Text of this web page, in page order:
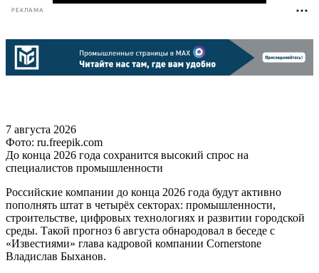
РЕКЛАМА
7 августа 2026
Фото: ru.freepik.com
До конца 2026 года сохранится высокий спрос на
специалистов промышленности
Российские компании до конца 2026 года будут активно
пополнять штат в четырёх секторах: промышленности,
строительстве, цифровых технологиях и развитии городской
среды. Такой прогноз 6 августа обнародовал в беседе с
«Известиями» глава кадровой компании Cornerstone
Владислав Быханов.